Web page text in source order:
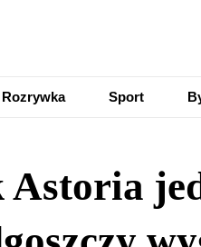
Rozrywka Sport
Astoria